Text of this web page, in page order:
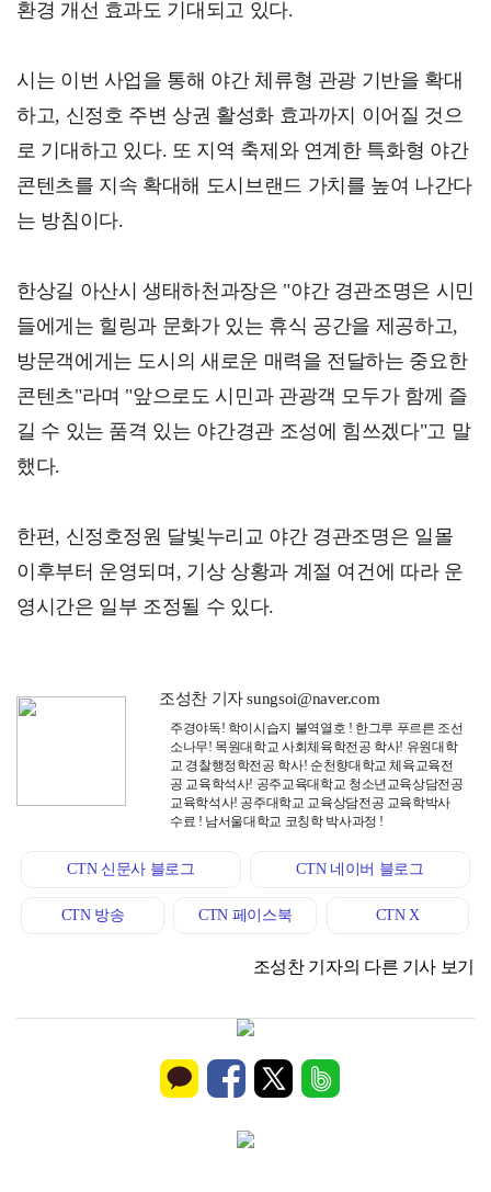
환경 개선 효과도 기대되고 있다.
시는 이번 사업을 통해 야간 체류형 관광 기반을 확대
하고, 신정호 주변 상권 활성화 효과까지 이어질 것으
로 기대하고 있다. 또 지역 축제와 연계한 특화형 야간
콘텐츠를 지속 확대해 도시브랜드 가치를 높여 나간다
는 방침이다.
한상길 아산시 생태하천과장은 "야간 경관조명은 시민
들에게는 힐링과 문화가 있는 휴식 공간을 제공하고,
방문객에게는 도시의 새로운 매력을 전달하는 중요한
콘텐츠"라며 "앞으로도 시민과 관광객 모두가 함께 즐
길 수 있는 품격 있는 야간경관 조성에 힘쓰겠다"고 말
했다.
한편, 신정호정원 달빛누리교 야간 경관조명은 일몰
이후부터 운영되며, 기상 상황과 계절 여건에 따라 운
영시간은 일부 조정될 수 있다.
조성찬 기자 sungsoi@naver.com
주경야독! 학이시습지 불역열호 ! 한그루 푸르른 조선
소나무! 목원대학교 사회체육학전공 학사! 유원대학
교 경찰행정학전공 학사! 순천향대학교 체육교육전
공 교육학석사! 공주교육대학교 청소년교육상담전공
교육학석사! 공주대학교 교육상담전공 교육학박사
수료 ! 남서울대학교 코칭학 박사과정 !
CTN 신문사 블로그 CTN 네이버 블로그
CTN 방송 CTN 페이스북 CTN X
조성찬 기자의 다른 기사 보기